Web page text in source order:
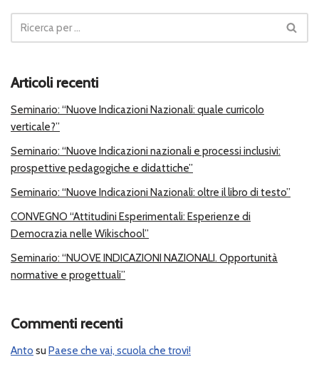
Articoli recenti
Seminario: “Nuove Indicazioni Nazionali: quale curricolo
verticale?”
Seminario: “Nuove Indicazioni nazionali e processi inclusivi:
prospettive pedagogiche e didattiche”
Seminario: “Nuove Indicazioni Nazionali: oltre il libro di testo”
CONVEGNO “Attitudini Esperimentali: Esperienze di
Democrazia nelle Wikischool”
Seminario: “NUOVE INDICAZIONI NAZIONALI. Opportunità
normative e progettuali”
Commenti recenti
Anto su Paese che vai, scuola che trovi!